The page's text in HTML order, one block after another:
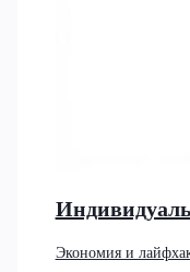
Экономия и